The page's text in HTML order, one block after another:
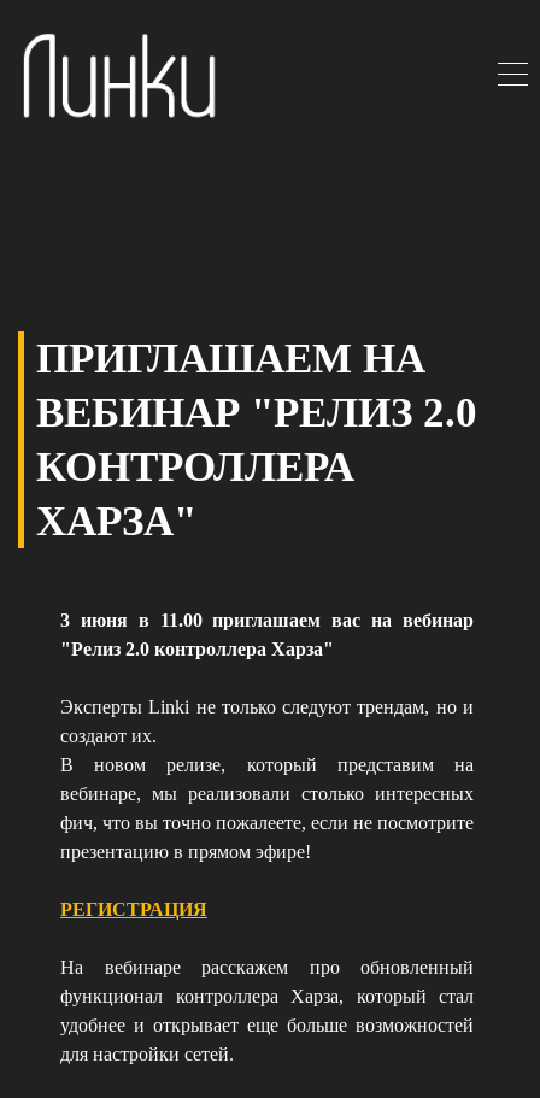
ПРИГЛАШАЕМ НА
ВЕБИНАР "РЕЛИЗ 2.0
КОНТРОЛЛЕРА
ХАРЗА"
3 июня в 11.00 приглашаем вас на вебинар
"Релиз 2.0 контроллера Харза"
Эксперты Linki не только следуют трендам, но и
создают их.
В новом релизе, который представим на
вебинаре, мы реализовали столько интересных
фич, что вы точно пожалеете, если не посмотрите
презентацию в прямом эфире!
РЕГИСТРАЦИЯ
На вебинаре расскажем про обновленный
функционал контроллера Харза, который стал
удобнее и открывает еще больше возможностей
для настройки сетей.